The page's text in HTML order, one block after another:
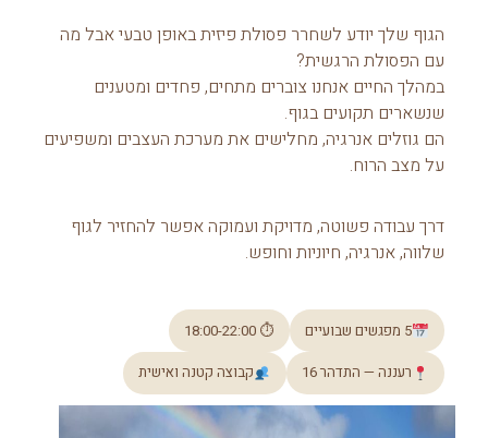
הגוף שלך יודע לשחרר פסולת פיזית באופן טבעי אבל מה
עם הפסולת הרגשית?
במהלך החיים אנחנו צוברים מתחים, פחדים ומטענים
שנשארים תקועים בגוף.
הם גוזלים אנרגיה, מחלישים את מערכת העצבים ומשפיעים
על מצב הרוח.
דרך עבודה פשוטה, מדויקת ועמוקה אפשר להחזיר לגוף
שלווה, אנרגיה, חיוניות וחופש.
5 מפגשים שבועיים
⏱ 18:00-22:00
רעננה — התדהר 16
קבוצה קטנה ואישית